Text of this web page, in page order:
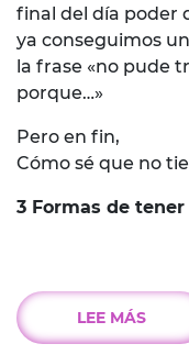
final del día poder
ya conseguimos
la frase «no pude
porque…»
Pero en fin,
Cómo sé que no
3 Formas de
LEE MÁS